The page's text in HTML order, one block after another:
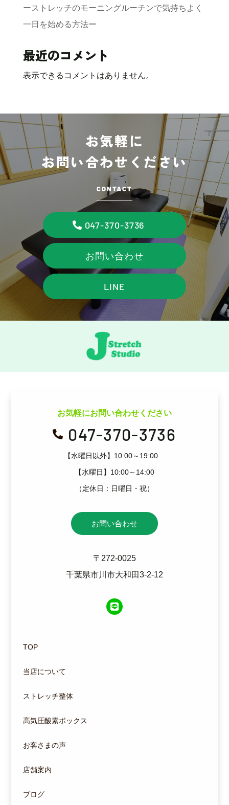
ーストレッチのモーニングルーチンで気持ちよく
一日を始める方法ー
最近のコメント
表示できるコメントはありません。
お気軽に
お問い合わせください
CONTACT
047-370-3736
お問い合わせ
LINE
お気軽にお問い合わせください
 047-370-3736
【水曜日以外】10:00～19:00
【水曜日】10:00～14:00
（定休日：日曜日・祝）
お問い合わせ
〒272-0025
千葉県市川市大和田3-2-12
TOP
当店について
ストレッチ整体
高気圧酸素ボックス
お客さまの声
店舗案内
ブログ